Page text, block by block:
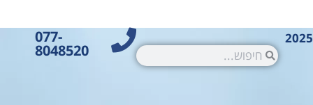
077-
8048520